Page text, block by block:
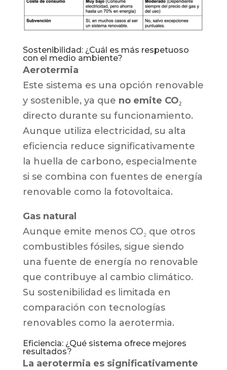
Sostenibilidad: ¿Cuál es más respetuoso
con el medio ambiente?
Aerotermia
Este sistema es una opción renovable
y sostenible, ya que no emite CO₂
directo durante su funcionamiento.
Aunque utiliza electricidad, su alta
eficiencia reduce significativamente
la huella de carbono, especialmente
si se combina con fuentes de energía
renovable como la fotovoltaica.
Gas natural
Aunque emite menos CO₂ que otros
combustibles fósiles, sigue siendo
una fuente de energía no renovable
que contribuye al cambio climático.
Su sostenibilidad es limitada en
comparación con tecnologías
renovables como la aerotermia.
Eficiencia: ¿Qué sistema ofrece mejores
resultados?
La aerotermia es significativamente